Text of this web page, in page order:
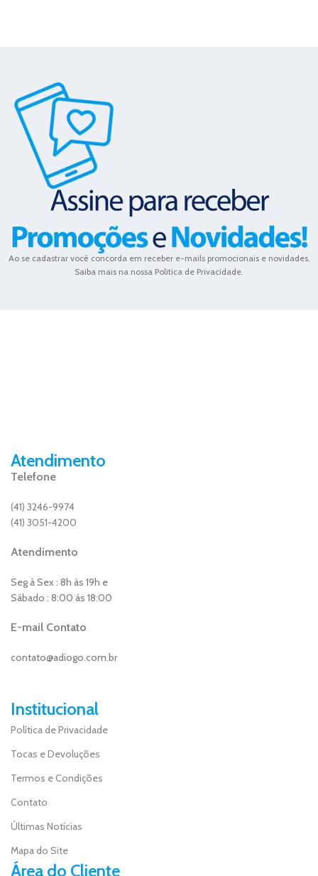
Ao se cadastrar você concorda em receber e-mails promocionais e novidades.
Saiba mais na nossa Politica de Privacidade.
Atendimento
Telefone
(41) 3246-9974
(41) 3051-4200
Atendimento
Seg à Sex : 8h às 19h e
Sábado : 8:00 ás 18:00
E-mail Contato
contato@adiogo.com.br
Institucional
Política de Privacidade
Tocas e Devoluções
Termos e Condições
Contato
Últimas Notícias
Mapa do Site
Área do Cliente